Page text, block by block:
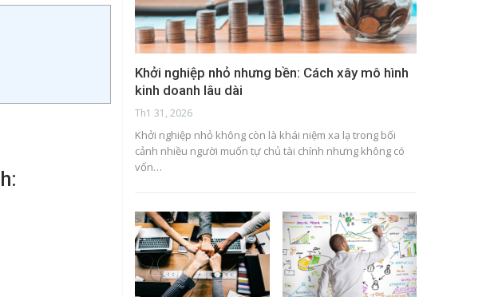
Khởi nghiệp nhỏ nhưng bền: Cách xây mô hình
kinh doanh lâu dài
Th1 31, 2026
Khởi nghiệp nhỏ không còn là khái niệm xa lạ trong bối
cảnh nhiều người muốn tự chủ tài chính nhưng không có
vốn…